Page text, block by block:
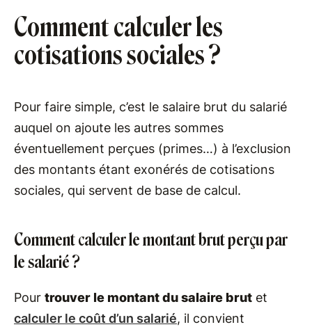
Comment calculer les
cotisations sociales ?
Pour faire simple, c’est le salaire brut du salarié
auquel on ajoute les autres sommes
éventuellement perçues (primes…) à l’exclusion
des montants étant exonérés de cotisations
sociales, qui servent de base de calcul.
Comment calculer le montant brut perçu par
le salarié ?
Pour trouver le montant du salaire brut et
calculer le coût d’un salarié, il convient